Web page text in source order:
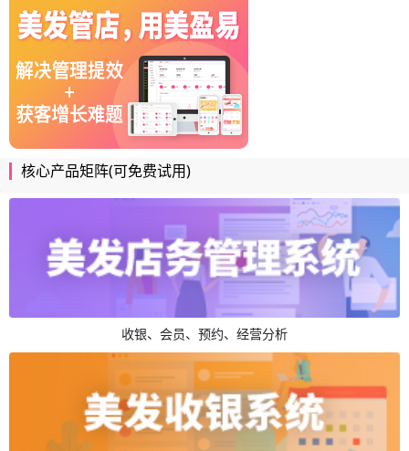
核心产品矩阵(可免费试用)
收银、会员、预约、经营分析